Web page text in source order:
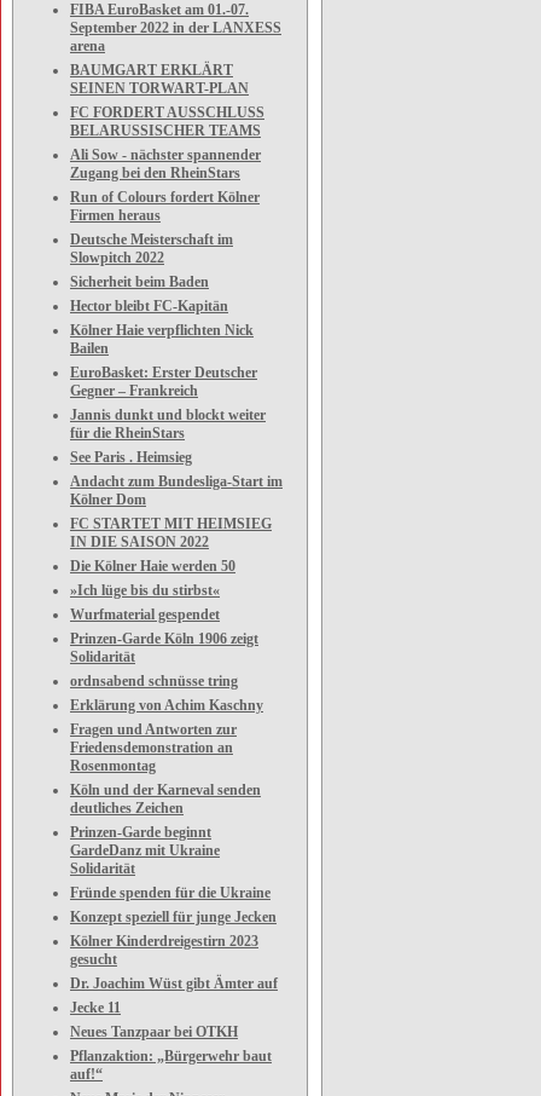
FIBA EuroBasket am 01.-07.
September 2022 in der LANXESS
arena
BAUMGART ERKLÄRT
SEINEN TORWART-PLAN
FC FORDERT AUSSCHLUSS
BELARUSSISCHER TEAMS
Ali Sow - nächster spannender
Zugang bei den RheinStars
Run of Colours fordert Kölner
Firmen heraus
Deutsche Meisterschaft im
Slowpitch 2022
Sicherheit beim Baden
Hector bleibt FC-Kapitän
Kölner Haie verpflichten Nick
Bailen
EuroBasket: Erster Deutscher
Gegner – Frankreich
Jannis dunkt und blockt weiter
für die RheinStars
See Paris . Heimsieg
Andacht zum Bundesliga-Start im
Kölner Dom
FC STARTET MIT HEIMSIEG
IN DIE SAISON 2022
Die Kölner Haie werden 50
»Ich lüge bis du stirbst«
Wurfmaterial gespendet
Prinzen-Garde Köln 1906 zeigt
Solidarität
ordnsabend schnüsse tring
Erklärung von Achim Kaschny
Fragen und Antworten zur
Friedensdemonstration an
Rosenmontag
Köln und der Karneval senden
deutliches Zeichen
Prinzen-Garde beginnt
GardeDanz mit Ukraine
Solidarität
Fründe spenden für die Ukraine
Konzept speziell für junge Jecken
Kölner Kinderdreigestirn 2023
gesucht
Dr. Joachim Wüst gibt Ämter auf
Jecke 11
Neues Tanzpaar bei OTKH
Pflanzaktion: „Bürgerwehr baut
auf!“